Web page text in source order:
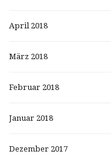
April 2018
März 2018
Februar 2018
Januar 2018
Dezember 2017